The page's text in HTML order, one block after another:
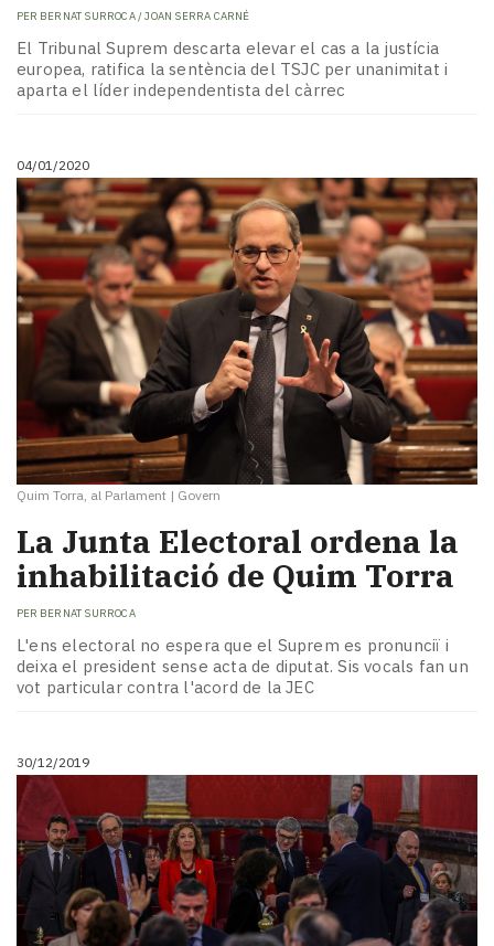
PER BERNAT SURROCA / JOAN SERRA CARNÉ
El Tribunal Suprem descarta elevar el cas a la justícia
europea, ratifica la sentència del TSJC per unanimitat i
aparta el líder independentista del càrrec
04/01/2020
Quim Torra, al Parlament | Govern
La Junta Electoral ordena la
inhabilitació de Quim Torra
PER BERNAT SURROCA
L'ens electoral no espera que el Suprem es pronunciï i
deixa el president sense acta de diputat. Sis vocals fan un
vot particular contra l'acord de la JEC
30/12/2019